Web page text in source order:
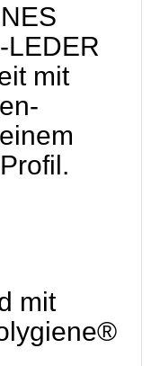
LEDER
mit
mit